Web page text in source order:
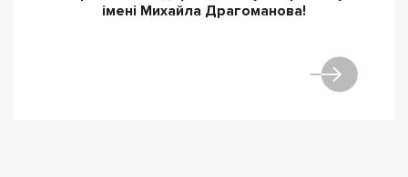
імені Михайла Драгоманова!